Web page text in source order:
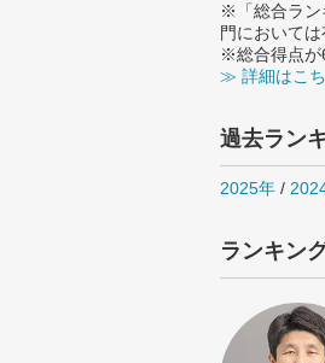
※「総合ラン
門において
※総合得点が
≫ 詳細はこ
過去ラン
2025年 /
ランキン